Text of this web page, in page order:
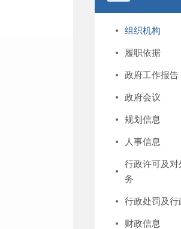
组织机构
履职依据
政府工作报告
政府会议
规划信息
人事信息
行政许可及对
务
行政处罚及行
财政信息